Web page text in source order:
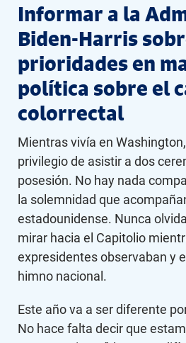
Informar a la
Biden-Harris
prioridades en
política sobre el
colorrectal
Mientras vivía en
privilegio de asistir a dos
posesión. No hay nada
la solemnidad que
estadounidense. Nunca
mirar hacia el Capitolio
expresidentes observaban y
himno nacional.
Este año va a ser diferente
No hace falta decir que